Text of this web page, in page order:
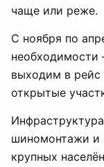
чаще или реже.
С ноября по
выходим в рейс
открытые
шиномонтажи и
крупных